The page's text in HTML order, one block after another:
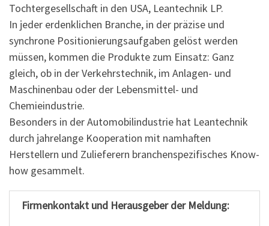
Tochtergesellschaft in den USA, Leantechnik LP.
In jeder erdenklichen Branche, in der präzise und
synchrone Positionierungsaufgaben gelöst werden
müssen, kommen die Produkte zum Einsatz: Ganz
gleich, ob in der Verkehrstechnik, im Anlagen- und
Maschinenbau oder der Lebensmittel- und
Chemieindustrie.
Besonders in der Automobilindustrie hat Leantechnik
durch jahrelange Kooperation mit namhaften
Herstellern und Zulieferern branchenspezifisches Know-
how gesammelt.
Firmenkontakt und Herausgeber der Meldung: